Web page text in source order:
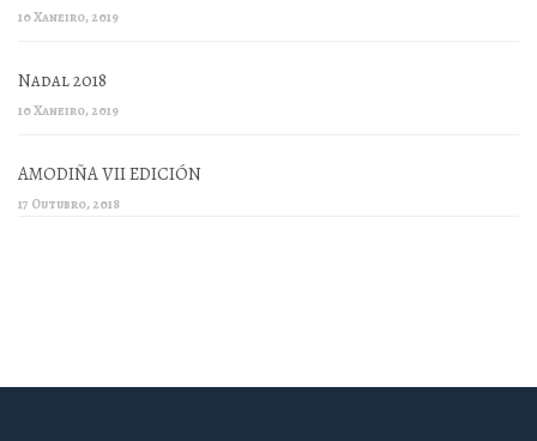
10 Xaneiro, 2019
Nadal 2018
10 Xaneiro, 2019
AMODIÑA VII EDICIÓN
17 Outubro, 2018